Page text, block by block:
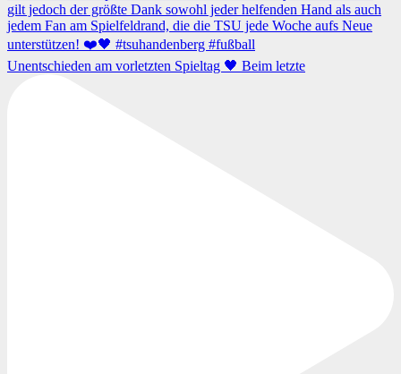
Unentschieden am vorletzten Spieltag 🖤 Beim letzte